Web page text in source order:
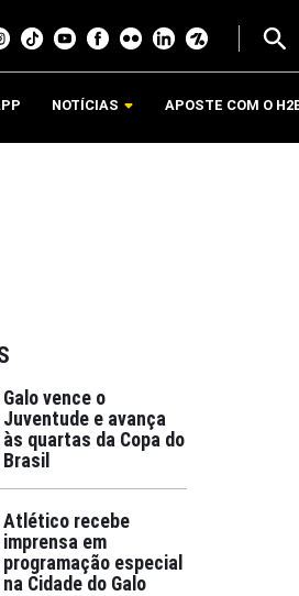
NOTÍCIAS APOSTE COM O
Galo vence o
Juventude e avança
às quartas da Copa do
Brasil
Atlético recebe
imprensa em
programação especial
na Cidade do Galo